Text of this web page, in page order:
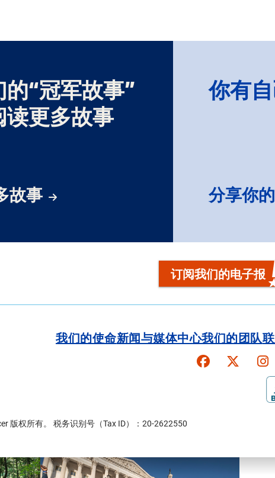
“冠军故事”
读更多故事
故事
你有
分享你
订阅我们的电子报
我们的使命新闻与媒体中心我们的团队
Faceboook
X
版权所有。 税务识别号（Tax ID）：20-2622550